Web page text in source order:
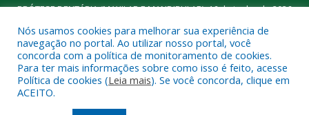
PRÓTESE DENTÁRIA (MAXILAR E MANDIBULAR).16 de junho de 2026
Todos os direitos reservados a Prefeitura Municipal de
Ourilândia do Norte.
Nós usamos cookies para melhorar sua experiência de
navegação no portal. Ao utilizar nosso portal, você
concorda com a política de monitoramento de cookies.
Para ter mais informações sobre como isso é feito, acesse
Política de cookies (Leia mais). Se você concorda, clique em
ACEITO.